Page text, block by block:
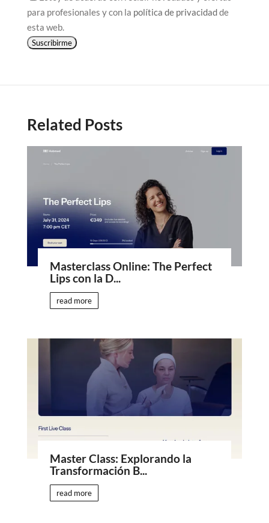
para profesionales y con la política de privacidadde
esta web.
Suscribirme
Related Posts
Masterclass Online: The Perfect
Lips con la D...
read more
Master Class: Explorando la
Transformación B...
read more